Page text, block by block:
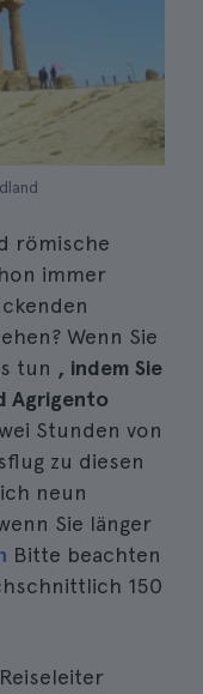
römische
immer
Wenn Sie
tun , indem Sie
Agrigento
Stunden von
zu diesen
neun
Sie länger
Bitte beachten
150